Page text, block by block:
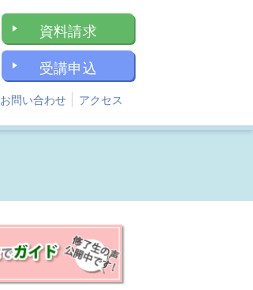
資料請求
受講申込
お問い合わせ アクセス